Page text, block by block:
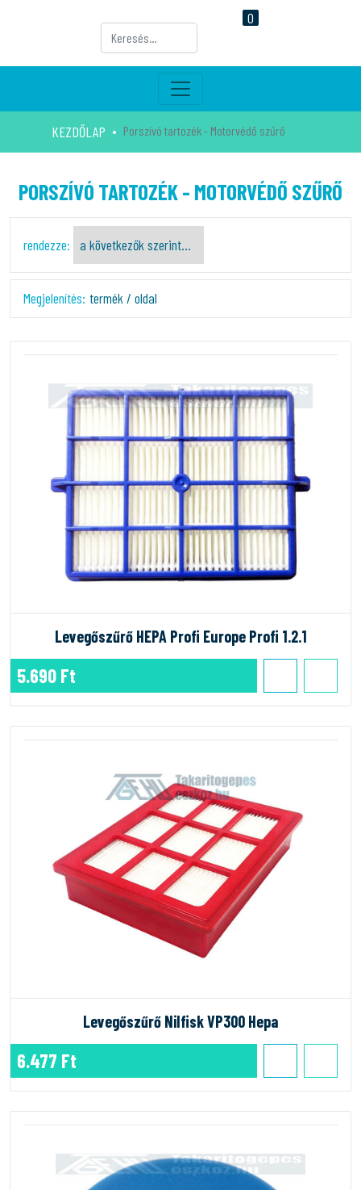
0
KEZDŐLAP Porszívó tartozék - Motorvédő szűrő
PORSZÍVÓ TARTOZÉK - MOTORVÉDŐ SZŰRŐ
rendezze:
Megjelenítés: termék / oldal
Levegőszűrő HEPA Profi Europe Profi 1.2.1
5.690 Ft
Levegőszűrő Nilfisk VP300 Hepa
6.477 Ft